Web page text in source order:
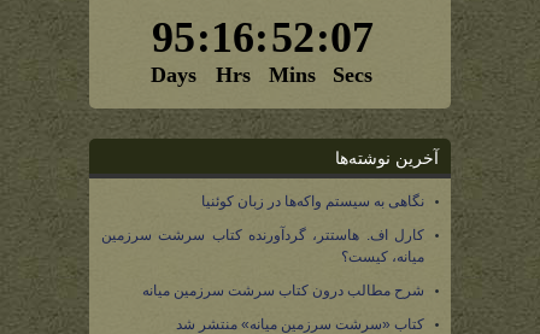
آخرین نوشته‌ها
نگاهی به سیستم واکه‌ها در زبان کوئنیا
کارل اف. هاستتر، گردآورنده کتاب سرشت سرزمین
میانه، کیست؟
شرح مطالب درون کتاب سرشت سرزمین میانه
کتاب «سرشت سرزمین میانه» منتشر شد